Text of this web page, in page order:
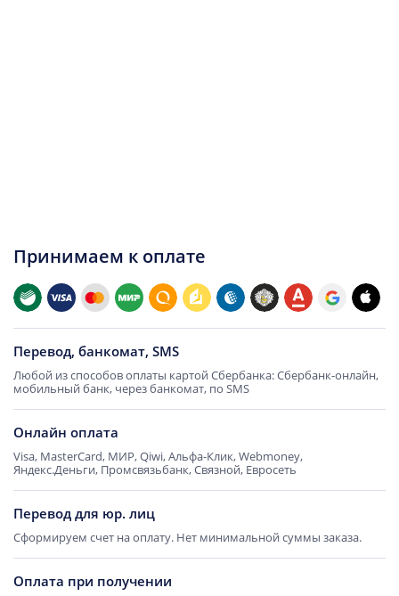
Принимаем к оплате
Перевод, банкомат, SMS
Любой из способов оплаты картой Сбербанка: Сбербанк-онлайн,
мобильный банк, через банкомат, по SMS
Онлайн оплата
Visa, MasterCard, МИР, Qiwi, Альфа-Клик, Webmoney,
Яндекс.Деньги, Промсвязьбанк, Связной, Евросеть
Перевод для юр. лиц
Сформируем счет на оплату. Нет минимальной суммы заказа.
Оплата при получении